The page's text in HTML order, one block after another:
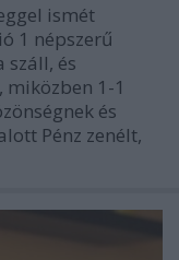
ismét
1 népszerű
száll, és
1-1
és
Pénz zenélt,